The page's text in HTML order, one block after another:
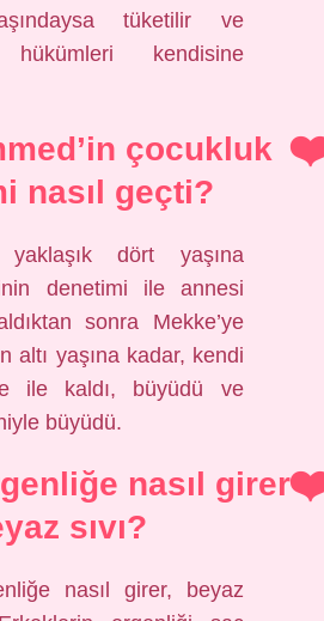
tüketilir ve
hükümleri kendisine
çocukluk
nasıl geçti?
yaklaşık dört yaşına
denetimi ile annesi
sonra Mekke’ye
altı yaşına kadar, kendi
ile kaldı, büyüdü ve
büyüdü.
nasıl girer
sıvı?
nasıl girer, beyaz